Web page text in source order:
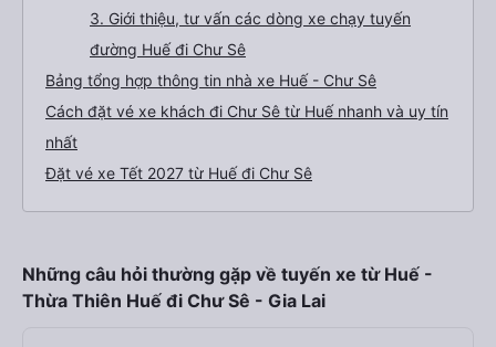
3. Giới thiệu, tư vấn các dòng xe chạy tuyến
đường Huế đi Chư Sê
Bảng tổng hợp thông tin nhà xe Huế - Chư Sê
Cách đặt vé xe khách đi Chư Sê từ Huế nhanh và uy tín
nhất
Đặt vé xe Tết 2027 từ Huế đi Chư Sê
Những câu hỏi thường gặp về tuyến xe từ Huế -
Thừa Thiên Huế đi Chư Sê - Gia Lai